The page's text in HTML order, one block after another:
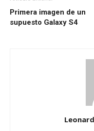
Primera imagen de un
supuesto Galaxy S4